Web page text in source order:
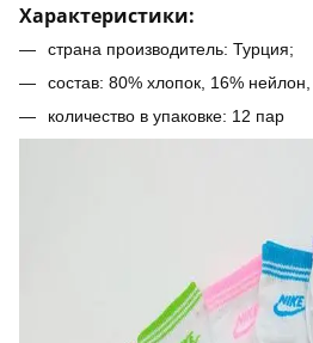
Характеристики:
страна производитель: Турция;
состав: 80% хлопок, 16%
количество в упаковке: 12 пар